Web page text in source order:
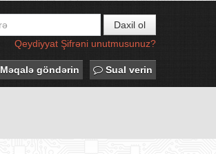
Daxil ol
Qeydiyyat Şifrəni unutmusunuz?
Məqalə göndərin Sual verin